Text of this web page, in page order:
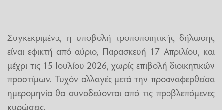
Συγκεκριμένα, η υποβολή τροποποιητικής δήλωσης
είναι εφικτή από αύριο, Παρασκευή 17 Απριλίου, και
μέχρι τις 15 Ιουλίου 2026, χωρίς επιβολή διοικητικών
προστίμων. Τυχόν αλλαγές μετά την προαναφερθείσα
ημερομηνία θα συνοδεύονται από τις προβλεπόμενες
κυρώσεις.